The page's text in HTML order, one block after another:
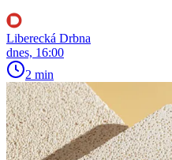
Liberecká Drbna
dnes, 16:00
2 min